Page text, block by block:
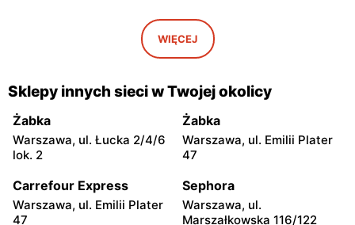
Iwaniska, ul. Ujazdowska 5
moje sklepy
Bogoria, ul. Rynek 30
Gorzyce, ul. Szkolna 44 Grębów, ul. Wydrza 180
moje sklepy
Jadachy, ul. Jadachy 111
moje sklepy
Jeżowe, ul. Zalesie 77
Kazimierza Wielka, ul.
Kolejowa 15
Kamień, ul. Błonie 23
WIĘCEJ
Sklepy innych sieci w Twojej okolicy
Żabka
Warszawa, ul. Łucka 2/4/6
lok. 2
Żabka
Warszawa, ul. Emilii Plater
47
Carrefour Express
Warszawa, ul. Emilii Plater
47
Sephora
Warszawa, ul.
Marszałkowska 116/122